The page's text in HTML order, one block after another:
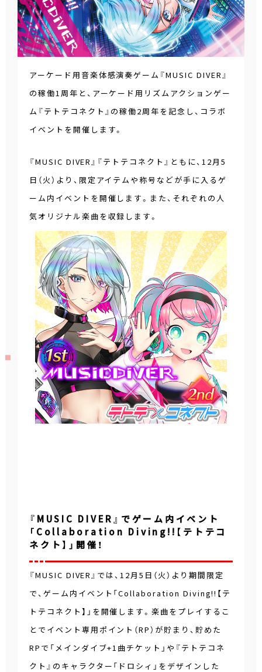
アーケード用音楽体感演奏ゲーム『MUSIC DIVER』
の稼働1周年と、アーケード用リズムアクションゲー
ム『テトテコネクト』の稼働2周年を記念し、コラボ
イベントを開催します。
『MUSIC DIVER』『テトテコネクト』ともに、12月5
日（火）より、限定アイテムや称号などが手に入るゲ
ーム内イベントを開催します。また、それぞれの人
気オリジナル楽曲を収録します。
『MUSIC DIVER』でゲーム内イベント
「Collaboration Diving!!【テトテコ
ネクト】」開催！
『MUSIC DIVER』では、12月5日（火）より期間限定
で、ゲーム内イベント「Collaboration Diving!!【テ
トテコネクト】」を開催します。楽曲をプレイするこ
とでイベント専用ポイント（RP）が貯まり、貯めた
RPで「メインダイブ+1曲チケット」や『テトテコネ
クト』のキャラクター「ドロシィ」をデザインした